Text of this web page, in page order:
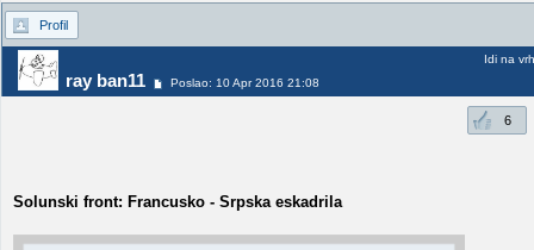
Profil
ray ban11 Poslao: 10 Apr 2016 21:08
Idi na vrh
6
Solunski front: Francusko - Srpska eskadrila